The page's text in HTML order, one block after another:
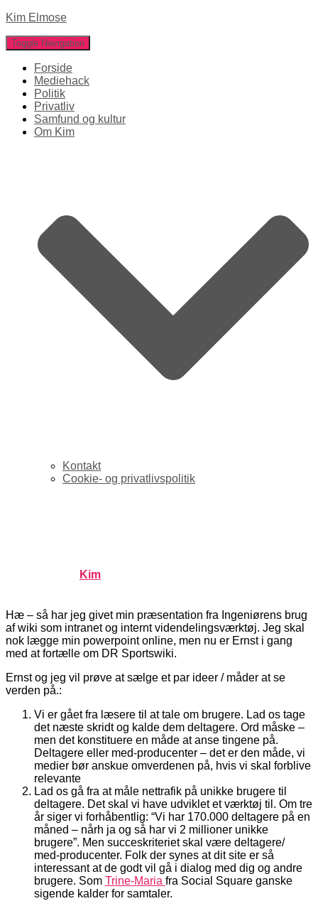
Kim Elmose
Toggle Navigation
Forside
Mediehack
Politik
Privatliv
Samfund og kultur
Om Kim
Kontakt
Cookie- og privatlivspolitik
Kim
Hæ – så har jeg givet min præsentation fra Ingeniørens brug
af wiki som intranet og internt videndelingsværktøj. Jeg skal
nok lægge min powerpoint online, men nu er Ernst i gang
med at fortælle om DR Sportswiki.
Ernst og jeg vil prøve at sælge et par ideer / måder at se
verden på.:
Vi er gået fra læsere til at tale om brugere. Lad os tage
det næste skridt og kalde dem deltagere. Ord måske –
men det konstituere en måde at anse tingene på.
Deltagere eller med-producenter – det er den måde, vi
medier bør anskue omverdenen på, hvis vi skal forblive
relevante
Lad os gå fra at måle nettrafik på unikke brugere til
deltagere. Det skal vi have udviklet et værktøj til. Om tre
år siger vi forhåbentlig: “Vi har 170.000 deltagere på en
måned – nårh ja og så har vi 2 millioner unikke
brugere”. Men succeskriteriet skal være deltagere/
med-producenter. Folk der synes at dit site er så
interessant at de godt vil gå i dialog med dig og andre
brugere. Som Trine-Maria fra Social Square ganske
sigende kalder for samtaler.